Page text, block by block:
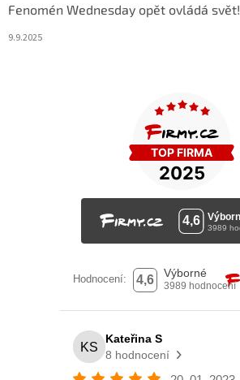
Fenomén Wednesday opět ovládá svět!
9.9.2025